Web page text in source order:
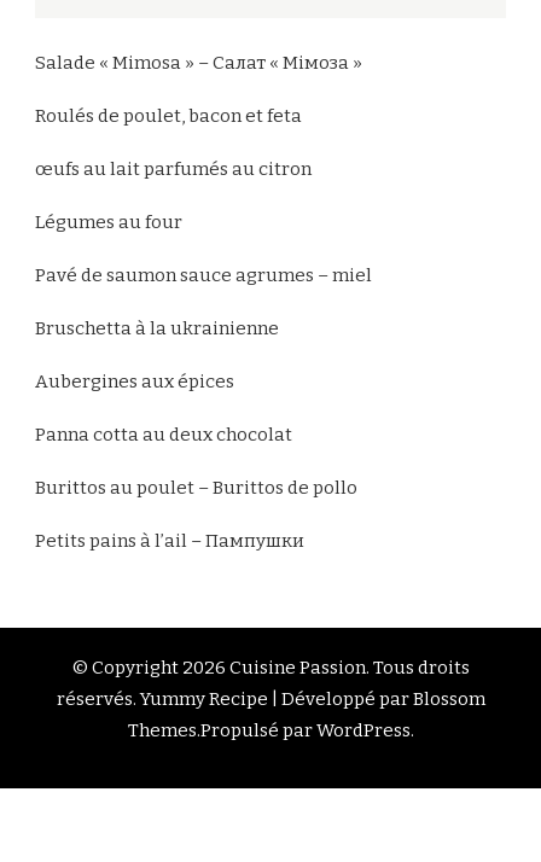
Salade « Mimosa » – Салат « Мімоза »
Roulés de poulet, bacon et feta
œufs au lait parfumés au citron
Légumes au four
Pavé de saumon sauce agrumes – miel
Bruschetta à la ukrainienne
Aubergines aux épices
Panna cotta au deux chocolat
Burittos au poulet – Burittos de pollo
Petits pains à l’ail – Пампушки
© Copyright 2026 Cuisine Passion. Tous droits
réservés.Yummy Recipe | Développé parBlossom
Themes.Propulsé parWordPress.